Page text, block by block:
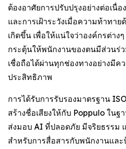
ต้องอาศัยการปรับปรุงอย่างต่อเนื่อ
และการเฝ้าระวังเมื่อความท้าทา
เกิดขึ้น เพื่อให้แน่ใจว่าองค์กรต่าง
กระตุ้นให้พนักงานของตนมีส่วนร่
เชื่อถือได้ผ่านทุกช่องทางอย่างมีค
ประสิทธิภาพ
การได้รับการรับรองมาตรฐาน
สร้างชื่อเสียงให้กับ Poppulo ในฐ
ส่งมอบ AI ที่ปลอดภัย มีจริยธรรม
สำหรับการสื่อสารกับพนักงานแล